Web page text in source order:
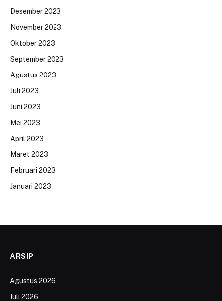
Desember 2023
November 2023
Oktober 2023
September 2023
Agustus 2023
Juli 2023
Juni 2023
Mei 2023
April 2023
Maret 2023
Februari 2023
Januari 2023
ARSIP
Agustus 2026
Juli 2026